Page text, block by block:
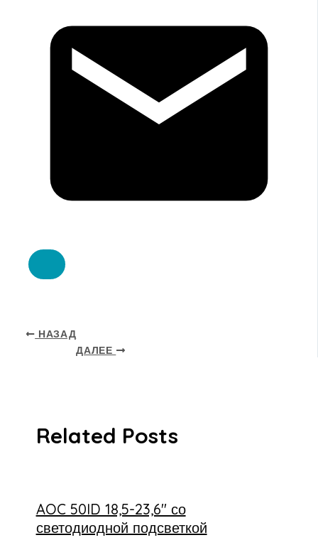
НАЗАД
ДАЛЕЕ
Related Posts
AOC 50ID 18,5-23,6″ со
светодиодной подсветкой